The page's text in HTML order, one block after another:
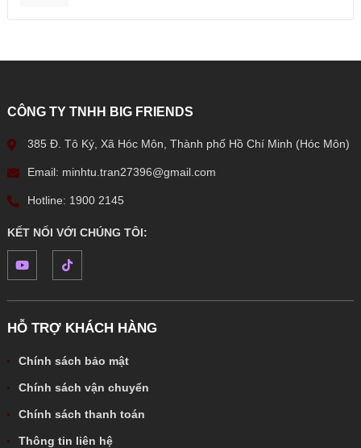
CÔNG TY TNHH BIG FRIENDS
385 Đ. Tô Ký, Xã Hóc Môn, Thành phố Hồ Chí Minh (Hóc Môn)
Email: minhtu.tran27396@gmail.com
Hotline: 1900 2145
KẾT NỐI VỚI CHÚNG TÔI:
HỖ TRỢ KHÁCH HÀNG
Chính sách bảo mật
Chính sách vận chuyển
Chính sách thanh toán
Thông tin liên hệ